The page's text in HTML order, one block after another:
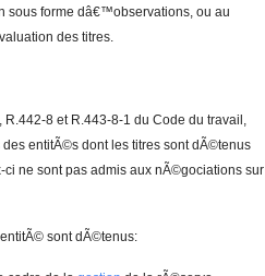
sous forme dâ€™observations, ou au
des titres.
8 et R.443-8-1 du Code du travail,
entitÃ©s dont les titres sont dÃ©tenus
ne sont pas admis aux nÃ©gociations sur
sont dÃ©tenus: